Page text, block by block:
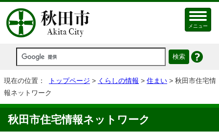
メニュー
現在の位置： トップページ > くらしの情報 > 住まい > 秋田市住宅情
報ネットワーク
秋田市住宅情報ネットワーク